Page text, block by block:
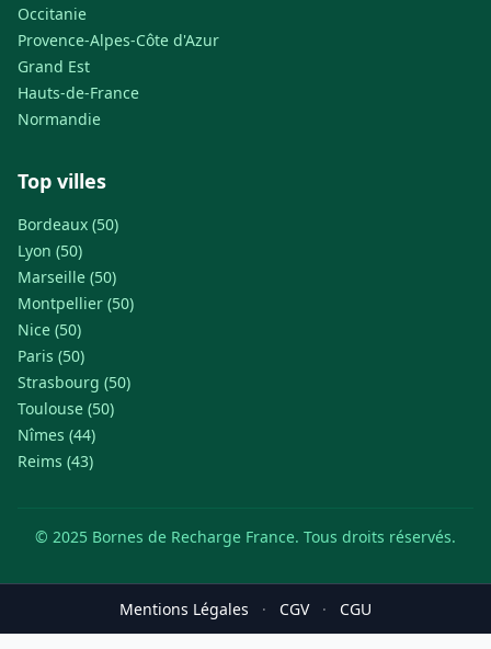
Occitanie
Provence-Alpes-Côte d'Azur
Grand Est
Hauts-de-France
Normandie
Top villes
Bordeaux (50)
Lyon (50)
Marseille (50)
Montpellier (50)
Nice (50)
Paris (50)
Strasbourg (50)
Toulouse (50)
Nîmes (44)
Reims (43)
© 2025 Bornes de Recharge France. Tous droits réservés.
Mentions Légales · CGV · CGU